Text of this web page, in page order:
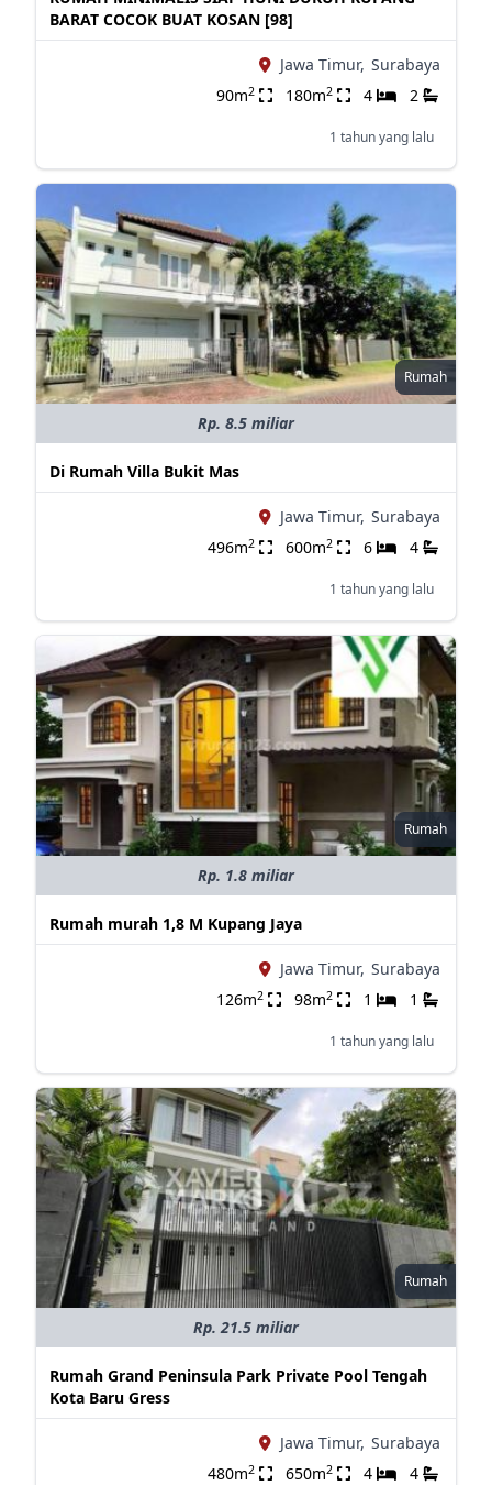
BARAT COCOK BUAT KOSAN [98]
Jawa Timur, Surabaya
90m2 180m2 4 2
1 tahun yang lalu
Rumah
Rp. 8.5 miliar
Di Rumah Villa Bukit Mas
Jawa Timur, Surabaya
496m2 600m2 6 4
1 tahun yang lalu
Rumah
Rp. 1.8 miliar
Rumah murah 1,8 M Kupang Jaya
Jawa Timur, Surabaya
126m2 98m2 1 1
1 tahun yang lalu
Rumah
Rp. 21.5 miliar
Rumah Grand Peninsula Park Private Pool Tengah
Kota Baru Gress
Jawa Timur, Surabaya
480m2 650m2 4 4